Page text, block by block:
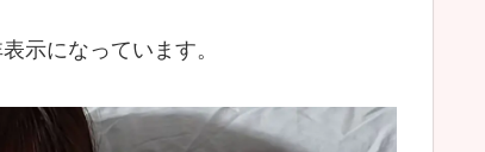
示になっています。